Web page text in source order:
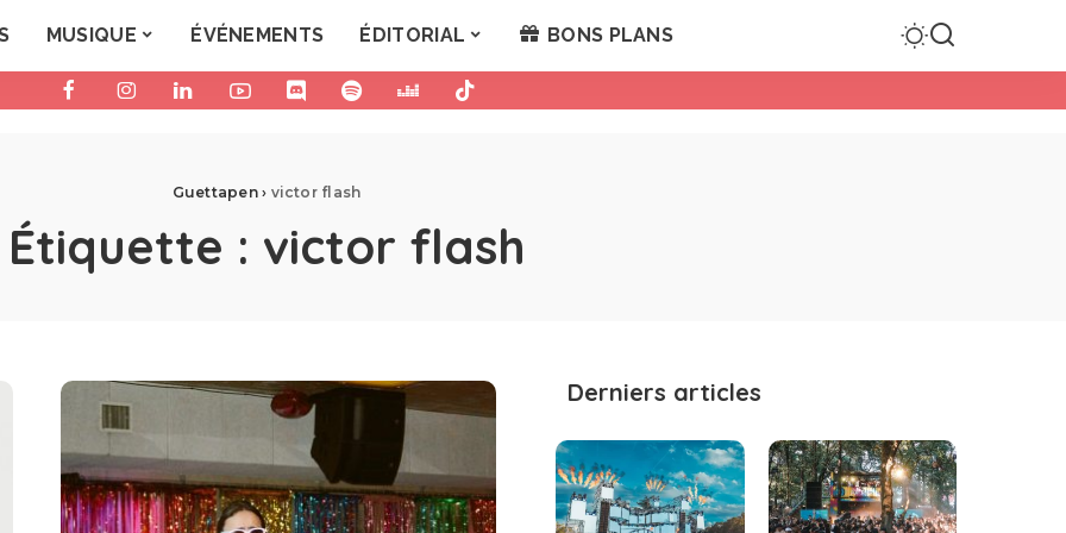
MUSIQUE ÉVÉNEMENTS ÉDITORIAL BONS PLANS
Guettapen› victor flash
Étiquette : victor flash
Derniers articles